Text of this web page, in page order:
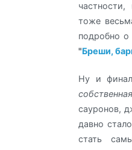
тоже
подробно о
"Бреши,
Ну и
сауронов,
давно
стать